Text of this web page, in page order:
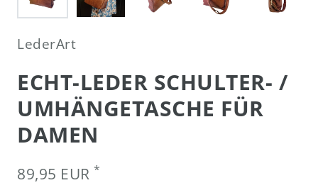
LederArt
ECHT-LEDER SCHULTER- /
UMHÄNGETASCHE FÜR
DAMEN
89,95 EUR *